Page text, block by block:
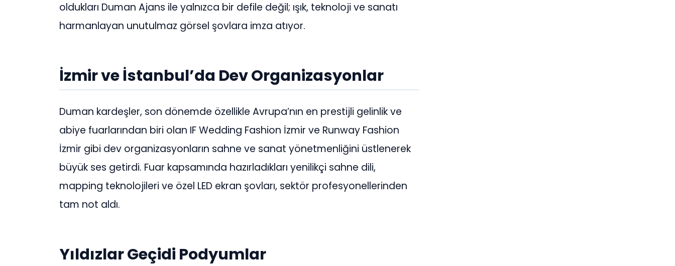
oldukları Duman Ajans ile yalnızca bir defile değil; ışık, teknoloji ve sanatı
harmanlayan unutulmaz görsel şovlara imza atıyor.
İzmir ve İstanbul’da Dev Organizasyonlar
Duman kardeşler, son dönemde özellikle Avrupa’nın en prestijli gelinlik ve
abiye fuarlarından biri olan IF Wedding Fashion İzmir ve Runway Fashion
İzmir gibi dev organizasyonların sahne ve sanat yönetmenliğini üstlenerek
büyük ses getirdi. Fuar kapsamında hazırladıkları yenilikçi sahne dili,
mapping teknolojileri ve özel LED ekran şovları, sektör profesyonellerinden
tam not aldı.
Yıldızlar Geçidi Podyumlar